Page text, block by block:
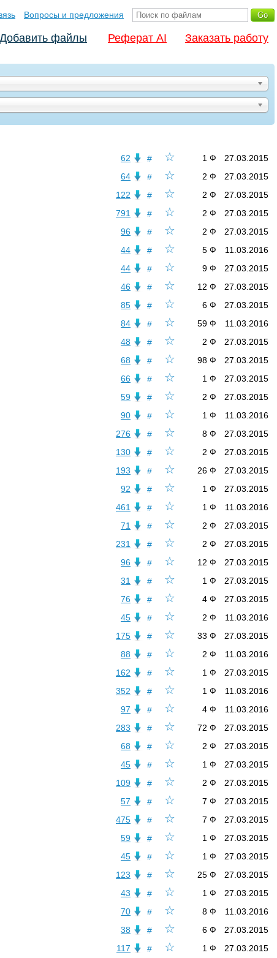
Вопросы и предложения
Добавить файлы Реферат AI Заказать работу
☆
# 27.03.2015
1 Ф
62
☆
# 27.03.2015
2 Ф
64
☆
# 27.03.2015
2 Ф
122
☆
# 27.03.2015
2 Ф
791
☆
# 27.03.2015
2 Ф
96
☆
# 11.03.2016
5 Ф
44
☆
# 27.03.2015
9 Ф
44
☆
# 27.03.2015
12 Ф
46
☆
# 27.03.2015
6 Ф
85
☆
# 11.03.2016
59 Ф
84
☆
# 27.03.2015
2 Ф
48
☆
# 27.03.2015
98 Ф
68
☆
# 27.03.2015
1 Ф
66
☆
# 27.03.2015
2 Ф
59
☆
# 11.03.2016
1 Ф
90
☆
# 27.03.2015
8 Ф
276
☆
# 27.03.2015
2 Ф
130
☆
# 27.03.2015
26 Ф
193
☆
# 27.03.2015
1 Ф
92
☆
# 11.03.2016
1 Ф
461
☆
# 27.03.2015
2 Ф
71
☆
# 27.03.2015
2 Ф
231
☆
# 27.03.2015
12 Ф
96
☆
# 27.03.2015
1 Ф
31
☆
# 27.03.2015
4 Ф
76
☆
# 11.03.2016
2 Ф
45
☆
# 27.03.2015
33 Ф
175
☆
# 11.03.2016
2 Ф
88
☆
# 27.03.2015
1 Ф
162
☆
# 11.03.2016
1 Ф
352
☆
# 11.03.2016
4 Ф
97
☆
# 27.03.2015
72 Ф
283
☆
# 27.03.2015
2 Ф
68
☆
# 27.03.2015
1 Ф
45
☆
# 27.03.2015
2 Ф
109
☆
# 27.03.2015
7 Ф
57
☆
# 27.03.2015
7 Ф
475
☆
# 27.03.2015
1 Ф
59
☆
# 27.03.2015
1 Ф
45
☆
# 27.03.2015
25 Ф
123
☆
# 27.03.2015
1 Ф
43
☆
# 11.03.2016
8 Ф
70
☆
# 27.03.2015
6 Ф
38
☆
# 27.03.2015
1 Ф
117